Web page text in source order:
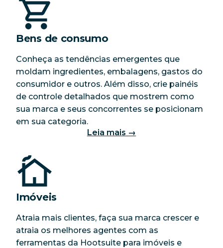
Bens de consumo
Conheça as tendências emergentes que
moldam ingredientes, embalagens, gastos do
consumidor e outros. Além disso, crie painéis
de controle detalhados que mostrem como
sua marca e seus concorrentes se posicionam
em sua categoria.
Leia mais →
Imóveis
Atraia mais clientes, faça sua marca crescer e
atraia os melhores agentes com as
ferramentas da Hootsuite para imóveis e